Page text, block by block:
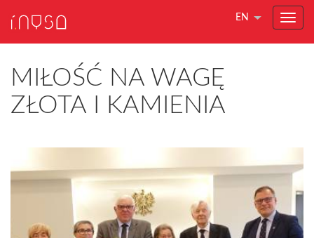
EN
MIŁOŚĆ NA WAGĘ
ZŁOTA I KAMIENIA